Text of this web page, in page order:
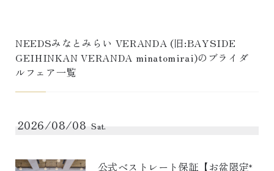
NEEDSみなとみらい VERANDA (旧:BAYSIDE
GEIHINKAN VERANDA minatomirai)のブライダ
ルフェア一覧
2026/08/08 Sat.
公式ベストレート保証【お盆限定*